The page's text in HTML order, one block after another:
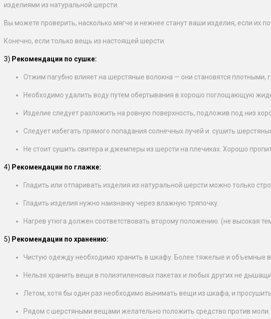
изделиями из натуральной шерсти.
Вы можете проверить, насколько мягче и нежнее станут ваши изделия, если их
Конечно, если только вещь из настоящей шерсти.
3) Рекомендации по сушке:
Отжим пагубно влияет на шерстяные волокна — они становятся плотными,
Необходимо удалить воду путем обертывания в хорошо поглощающую
Изделие следует разложить на ровную поверхность, подложив под низ
Следует избегать прямого попадания солнечных лучей и сушить
Не стоит сушить свитера и джемперы из шерсти на плечиках. Хорошо
4) Рекомендации по глажке:
Гладить или отпаривать изделия из натуральной шерсти можно только
Гладить изделия нужно наизнанку через влажную тряпочку.
Нагрев утюга должен соответствовать второму положению. (не высокая
5) Рекомендации по хранению:
Чистую одежду необходимо хранить в шкафу. Более тяжелые и объемные
Нельзя хранить вещи в полиэтиленовых пакетах и любых других не
Летом, хотя бы один раз необходимо вынимать вещи из шкафа, и
Рядом с шерстяными вещами желательно положить средство против моли.